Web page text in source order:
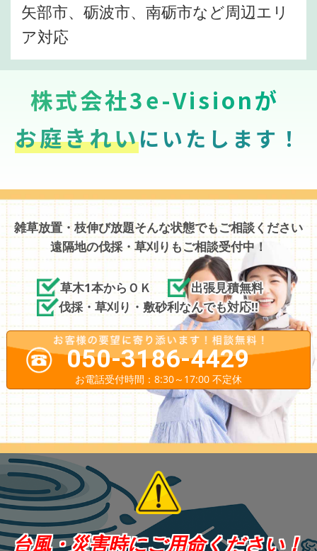
矢部市、砺波市、南砺市など周辺エリ
ア対応
株式会社3e-Visionが
お庭きれいにいたします！
雑草放置・枝伸び放題そんな状態でもご相談ください
遠隔地の伐採・草刈りもご相談受付中！
草木1本からＯＫ
出張見積無料
伐採・草刈り・敷砂利なんでも対応!!
050-3186-4429
お電話受付時間：8:30～17:00 不定休
台風・災害時にご用命ください！